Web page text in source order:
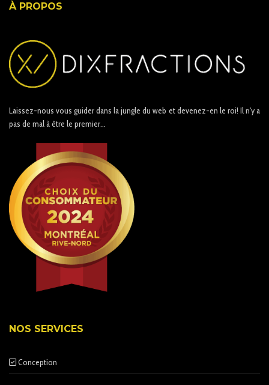
À PROPOS
Laissez-nous vous guider dans la jungle du web et devenez-en le roi! Il n'y a
pas de mal à être le premier...
NOS SERVICES
Conception